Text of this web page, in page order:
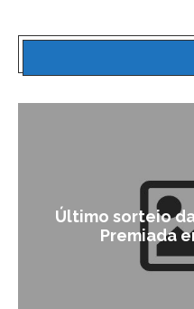
Último sorteio
Premiada